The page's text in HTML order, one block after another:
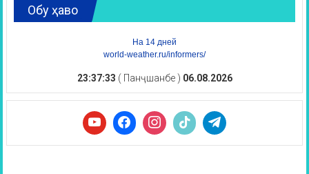
Обу ҳаво
На 14 дней
world-weather.ru/informers/
23:37:34 ( Панҷшанбе ) 06.08.2026